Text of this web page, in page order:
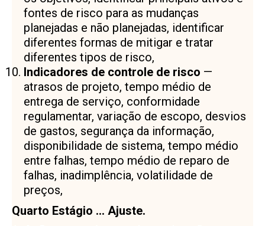
fontes de risco para as mudanças
planejadas e não planejadas, identificar
diferentes formas de mitigar e tratar
diferentes tipos de risco,
Indicadores de controle de risco —
atrasos de projeto, tempo médio de
entrega de serviço, conformidade
regulamentar, variação de escopo, desvios
de gastos, segurança da informação,
disponibilidade de sistema, tempo médio
entre falhas, tempo médio de reparo de
falhas, inadimplência, volatilidade de
preços,
Quarto Estágio … Ajuste.